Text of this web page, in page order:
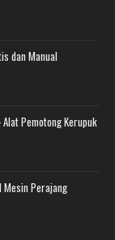
dan Manual
Pemotong Kerupuk
Mesin Perajang